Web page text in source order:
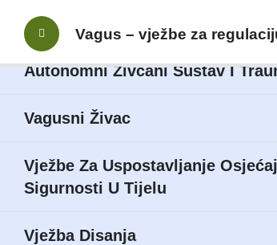
Uvod
Autonomni Živčani Sustav I
Vagusni Živac
Vježbe Za Uspostavljanje
Sigurnosti U Tijelu
Vježba Disanja
Vagus – vježbe za
Lost your password?
Register a new account